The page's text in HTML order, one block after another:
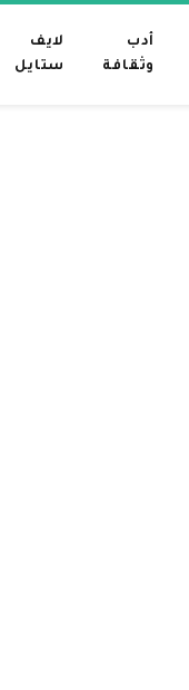
أدب
وثقافة
لايف
ستايل